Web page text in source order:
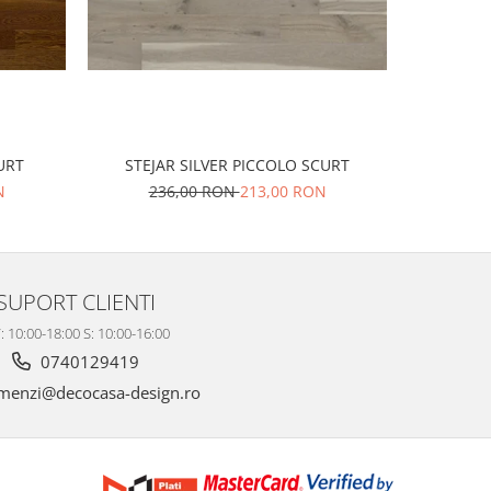
STEJAR SILVER PICCOLO SCURT
236,00 RON213,00 RON
CLIENTI
10:00-18:00 S: 10:00-16:00
0740129419
design.ro